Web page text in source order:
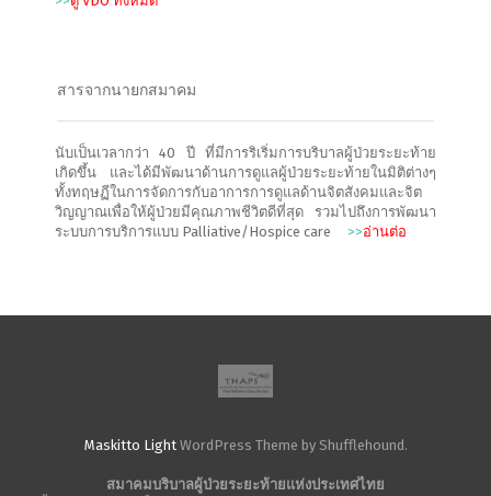
สารจากนายกสมาคม
นับเป็นเวลากว่า 40 ปี ที่มีการริเริ่มการบริบาลผู้ป่วยระยะท้าย
เกิดขึ้น และได้มีพัฒนาด้านการดูแลผู้ป่วยระยะท้ายในมิติต่างๆ
ทั้งทฤษฏีในการจัดการกับอาการการดูแลด้านจิตสังคมและจิต
วิญญาณเพื่อให้ผู้ป่วยมีคุณภาพชีวิตดีที่สุด รวมไปถึงการพัฒนา
ระบบการบริการแบบ Palliative/Hospice care >>อ่านต่อ
Maskitto LightWordPress Theme by Shufflehound.
สมาคมบริบาลผู้ป่วยระยะท้ายแห่งประเทศไทย